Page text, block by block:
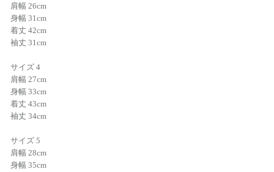
肩幅 26cm
身幅 31cm
着丈 42cm
袖丈 31cm
サイズ 4
肩幅 27cm
身幅 33cm
着丈 43cm
袖丈 34cm
サイズ 5
肩幅 28cm
身幅 35cm